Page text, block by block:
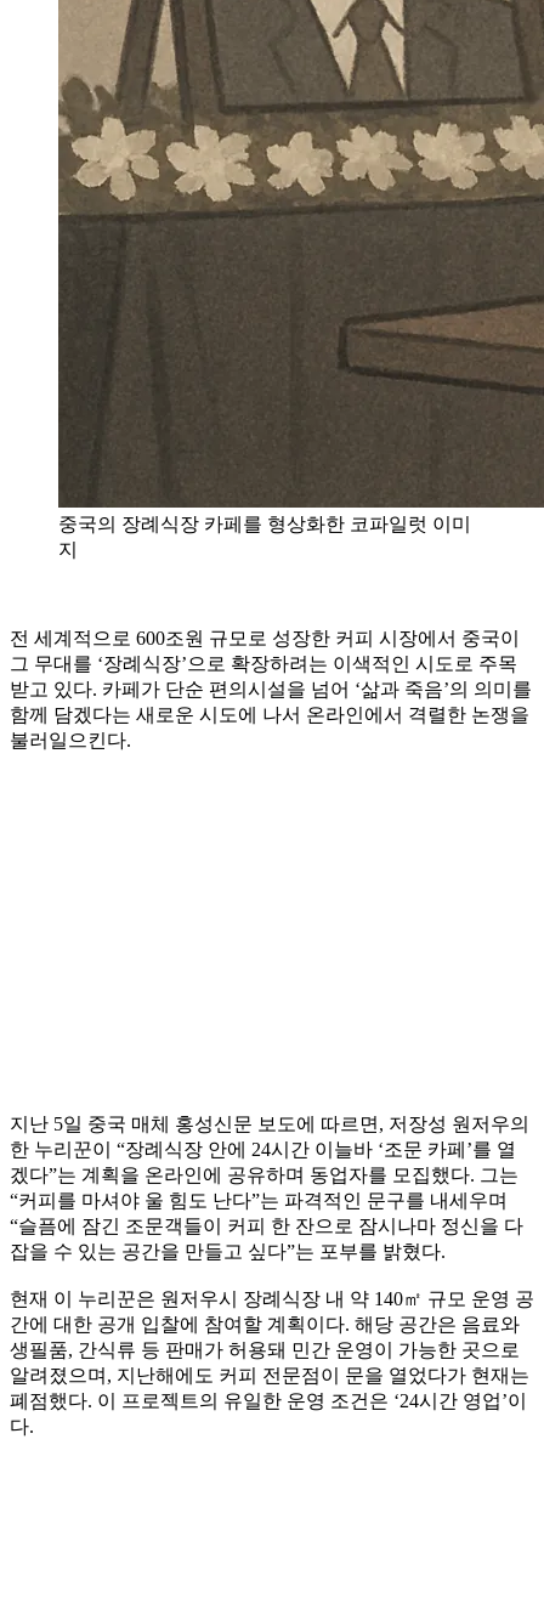
중국의 장례식장 카페를 형상화한 코파일럿 이미
지
전 세계적으로 600조원 규모로 성장한 커피 시장에서 중국이
그 무대를 ‘장례식장’으로 확장하려는 이색적인 시도로 주목
받고 있다. 카페가 단순 편의시설을 넘어 ‘삶과 죽음’의 의미를
함께 담겠다는 새로운 시도에 나서 온라인에서 격렬한 논쟁을
불러일으킨다.
지난 5일 중국 매체 홍성신문 보도에 따르면, 저장성 원저우의
한 누리꾼이 “장례식장 안에 24시간 이늘바 ‘조문 카페’를 열
겠다”는 계획을 온라인에 공유하며 동업자를 모집했다. 그는
“커피를 마셔야 울 힘도 난다”는 파격적인 문구를 내세우며
“슬픔에 잠긴 조문객들이 커피 한 잔으로 잠시나마 정신을 다
잡을 수 있는 공간을 만들고 싶다”는 포부를 밝혔다.
현재 이 누리꾼은 원저우시 장례식장 내 약 140㎡ 규모 운영 공
간에 대한 공개 입찰에 참여할 계획이다. 해당 공간은 음료와
생필품, 간식류 등 판매가 허용돼 민간 운영이 가능한 곳으로
알려졌으며, 지난해에도 커피 전문점이 문을 열었다가 현재는
폐점했다. 이 프로젝트의 유일한 운영 조건은 ‘24시간 영업’이
다.